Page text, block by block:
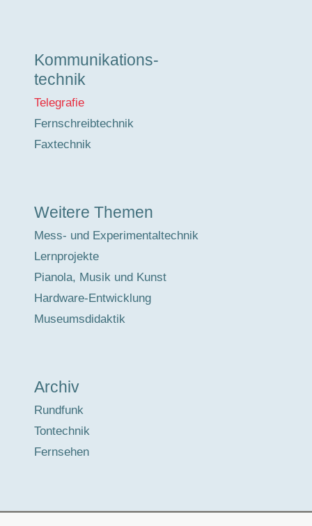
Kommunikations-
technik
Telegrafie
Fernschreibtechnik
Faxtechnik
Weitere Themen
Mess- und Experimentaltechnik
Lernprojekte
Pianola, Musik und Kunst
Hardware-Entwicklung
Museumsdidaktik
Archiv
Rundfunk
Tontechnik
Fernsehen